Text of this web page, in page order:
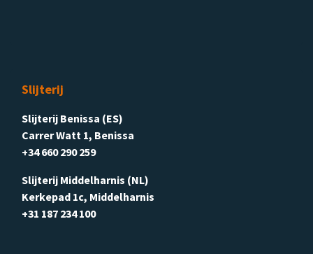
Slijterij
Slijterij Benissa (ES)
Carrer Watt 1, Benissa
+34 660 290 259
Slijterij Middelharnis (NL)
Kerkepad 1c, Middelharnis
+31 187 234 100